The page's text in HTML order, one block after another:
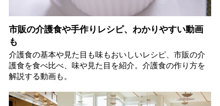
市販の介護食や手作りレシピ、わかりやすい動画
も
介護食の基本や見た目も味もおいしいレシピ、市販の介
護食を食べ比べ、味や見た目を紹介。介護食の作り方を
解説する動画も。